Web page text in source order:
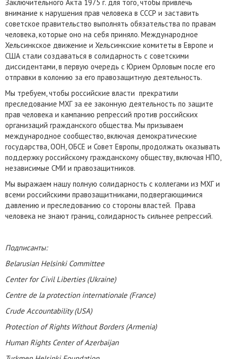
Заключительного Акта 1975 г. для того, чтобы привлечь
внимание к нарушения прав человека в СССР и заставить
советское правительство выполнять обязательства по правам
человека, которые оно на себя приняло. Международное
Хельсинкское движение и Хельсинкские комитеты в Европе и
США стали создаваться в солидарность с советскими
диссидентами, в первую очередь с Юрием Орловым после его
отправки в колонию за его правозащитную деятельность.
Мы требуем, чтобы российские власти прекратили
преследование МХГ за ее законную деятельность по защите
прав человека и кампанию репрессий против российских
организаций гражданского общества. Мы призываем
международное сообщество, включая демократические
государства, ООН, ОБСЕ и Совет Европы, продолжать оказывать
поддержку российскому гражданскому обществу, включая НПО,
независимые СМИ и правозащитников.
Мы выражаем нашу полную солидарность с коллегами из МХГ и
всеми российскими правозащитниками, подвергающимися
давлению и преследованию со стороны властей. Права
человека не знают границ, солидарность сильнее репрессий.
Подписанты:
Belarusian Helsinki Committee
Сenter for Civil Liberties (Ukraine)
Centre de la protection internationale (France)
Crude Accountability (USA)
Protection of Rights Without Borders (Armenia)
Human Rights Center of Azerbaijan